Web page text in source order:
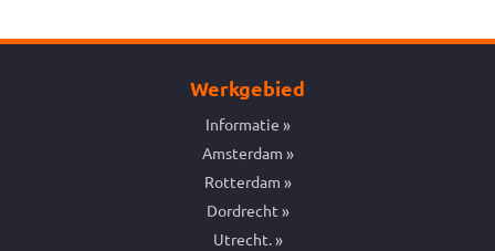
Werkgebied
Informatie
Amsterdam
Rotterdam
Dordrecht
Utrecht.